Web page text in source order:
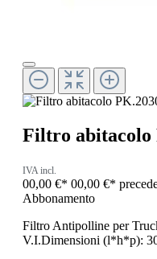
Filtro abitacolo
IVA incl.
00,00 €* 00,00 €*
Abbonamento
Filtro Antipolline per
V.I.Dimensioni (l*h*p):